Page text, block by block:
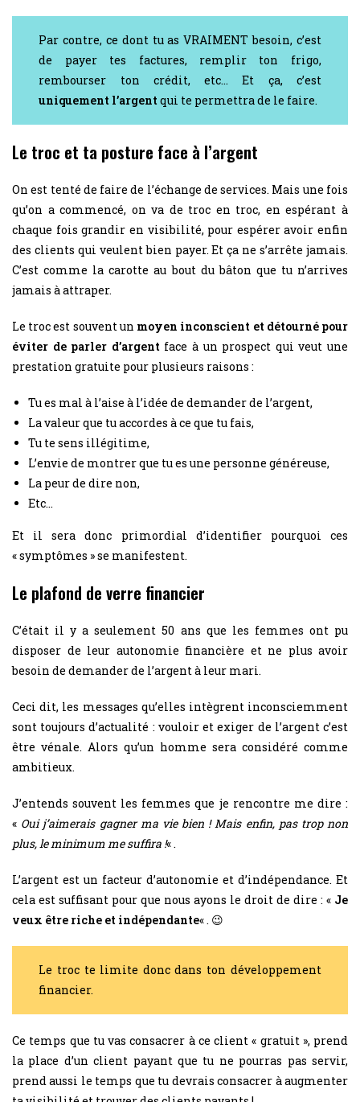
Par contre, ce dont tu as VRAIMENT besoin, c’est
de payer tes factures, remplir ton frigo,
rembourser ton crédit, etc… Et ça, c’est
uniquement l’argentqui te permettra de le faire.
Le troc et ta posture face à l’argent
On est tenté de faire de l’échange de services. Mais une fois
qu’on a commencé, on va de troc en troc, en espérant à
chaque fois grandir en visibilité, pour espérer avoir enfin
des clients qui veulent bien payer. Et ça ne s’arrête jamais.
C’est comme la carotte au bout du bâton que tu n’arrives
jamais à attraper.
Le troc est souvent un moyen inconscient et détourné pour
éviter de parler d’argent face à un prospect qui veut une
prestation gratuite pour plusieurs raisons :
Tu es mal à l’aise à l’idée de demander de l’argent,
La valeur que tu accordes à ce que tu fais,
Tu te sens illégitime,
L’envie de montrer que tu es une personne généreuse,
La peur de dire non,
Etc…
Et il sera donc primordial d’identifier pourquoi ces
« symptômes » se manifestent.
Le plafond de verre financier
C’était il y a seulement 50 ans que les femmes ont pu
disposer de leur autonomie financière et ne plus avoir
besoin de demander de l’argent à leur mari.
Ceci dit, les messages qu’elles intègrent inconsciemment
sont toujours d’actualité : vouloir et exiger de l’argent c’est
être vénale. Alors qu’un homme sera considéré comme
ambitieux.
J’entends souvent les femmes que je rencontre me dire :
« Oui j’aimerais gagner ma vie bien ! Mais enfin, pas trop non
plus, le minimum me suffira !« .
L’argent est un facteur d’autonomie et d’indépendance. Et
cela est suffisant pour que nous ayons le droit de dire : « Je
veux être riche et indépendante« . 😉
Le troc te limite donc dans ton développement
financier.
Ce temps que tu vas consacrer à ce client « gratuit », prend
la place d’un client payant que tu ne pourras pas servir,
prend aussi le temps que tu devrais consacrer à augmenter